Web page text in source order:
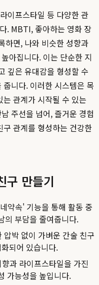
이프스타일 등 다양한 관
. MBTI, 좋아하는 영화 장
하면, 나와 비슷한 성향과
아집니다. 이는 단순한 지
깊은 유대감을 형성할 수
니다. 이러한 시스템은 목
는 관계가 시작될 수 있는
주선을 넘어, 즐거운 경험
관계를 형성하는 건강한
구 만들기
약속' 기능을 통해 활동 중
의 부담을 줄여줍니다.
압박 없이 가벼운 간술 친구
되어 있습니다.
과 라이프스타일을 가진
가능성을 높입니다.